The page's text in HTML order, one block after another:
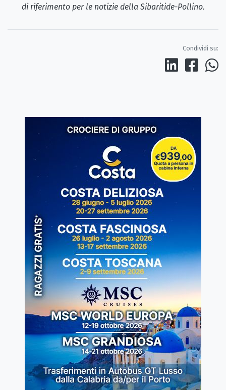
di riferimento per le notizie della Sibaritide-Pollino.
Condividi su: